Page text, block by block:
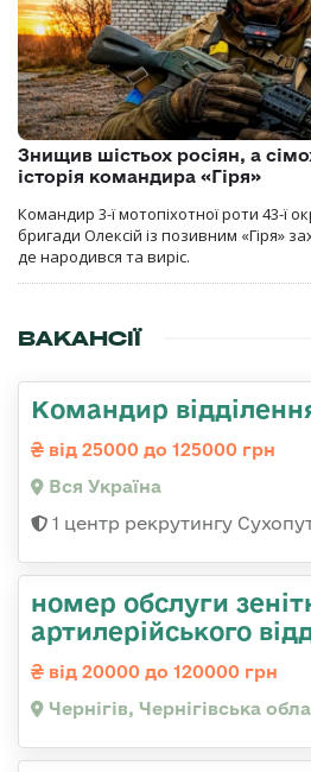
Знищив шістьох росіян, а
історія командира «Гіря»
Командир 3-ї мотопіхотної роти 43-ї
бригади Олексій із позивним «Гіря»
де народився та виріс.
ВАКАНСІЇ
Командир
від 25000 до 125000 грн
Вся Україна
1 центр рекрутингу
номер обслуги
артилерійського
від 20000 до 120000 грн
Чернігів, Чернігівська